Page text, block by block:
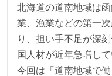
北海道の道南地域は
業、漁業などの第一
り、担い手不足が深
国人材が近年急増して
今回は「道南地域で